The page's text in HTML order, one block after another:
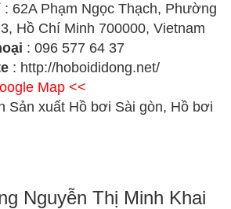
: 62A Phạm Ngọc Thạch, Phường
Hồ Chí Minh 700000, Vietnam
: 096 577 64 37
: http://hoboididong.net/
Map <<
Sản xuất Hồ bơi Sài gòn, Hồ bơi
Nguyễn Thị Minh Khai